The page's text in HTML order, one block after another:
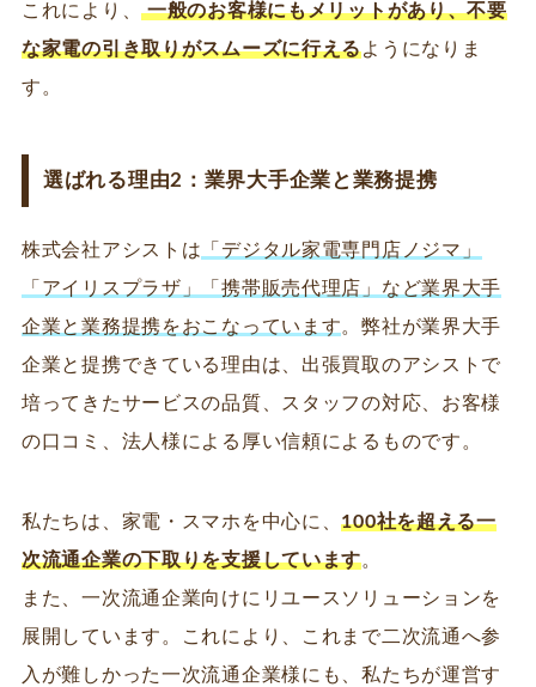
これにより、一般のお客様にもメリットがあり、不要
な家電の引き取りがスムーズに行えるようになりま
す。
選ばれる理由2：業界大手企業と業務提携
株式会社アシストは 「デジタル家電専門店ノジマ」
「アイリスプラザ」「携帯販売代理店」など業界大手
企業と業務提携をおこなっています。弊社が業界大手
企業と提携できている理由は、出張買取のアシストで
培ってきたサービスの品質、スタッフの対応、お客様
の口コミ、法人様による厚い信頼によるものです。
私たちは、家電・スマホを中心に、100社を超える一
次流通企業の下取りを支援しています。
また、一次流通企業向けにリユースソリューションを
展開しています。これにより、これまで二次流通へ参
入が難しかった一次流通企業様にも、私たちが運営す